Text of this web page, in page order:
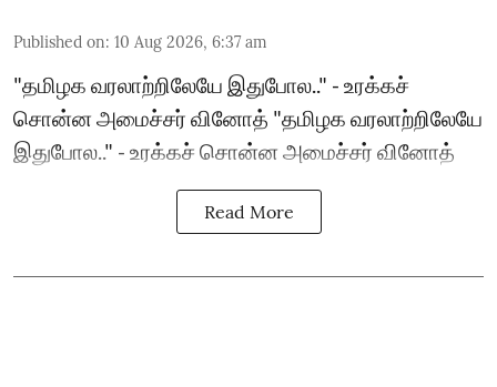
Published on: 10 Aug 2026, 6:37 am
"தமிழக வரலாற்றிலேயே இதுபோல.." - உரக்கச்
சொன்ன அமைச்சர் வினோத் "தமிழக வரலாற்றிலேயே
இதுபோல.." - உரக்கச் சொன்ன அமைச்சர் வினோத்
Read More